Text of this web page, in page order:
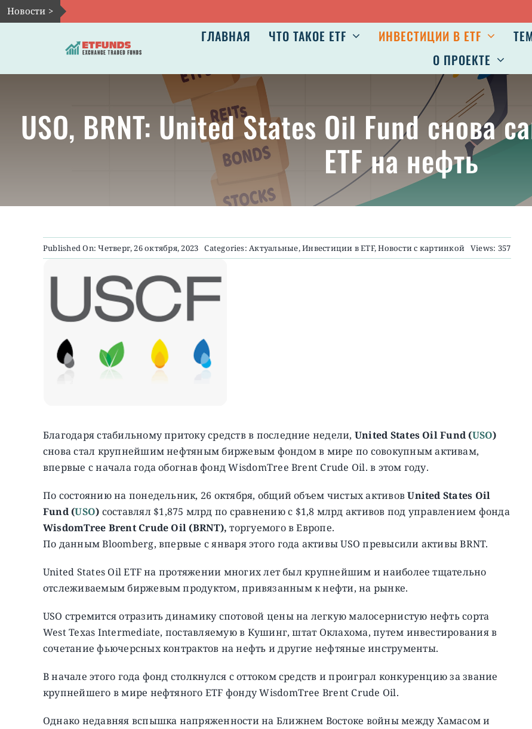
Skip
to
Новости >
ГЛАВНАЯ ЧТО ТАКОЕ ETF ИНВЕСТИЦИИ В ETF
О ПРОЕКТЕ
USO, BRNT: United States Oil Fund снова
ETF на нефть
Published On: Четверг, 26 октября, 2023 Categories:Актуальные,Инвестиции в ETF,Новости с картинкой Views: 357
Благодаря стабильному притоку средств в последние недели, United States Oil Fund (USO)
снова стал крупнейшим нефтяным биржевым фондом в мире по совокупным активам,
впервые с начала года обогнав фонд WisdomTree Brent Crude Oil. в этом году.
По состоянию на понедельник, 26 октября, общий объем чистых активовUnited States Oil
Fund (USO) составлял $1,875 млрд по сравнению с $1,8 млрд активов под управлением фонда
WisdomTree Brent Crude Oil (BRNT),торгуемого в Европе.
По данным Bloomberg, впервые с января этого года активы USO превысили активы BRNT.
United States Oil ETF на протяжении многих лет был крупнейшим и наиболее тщательно
отслеживаемым биржевым продуктом, привязанным к нефти, на рынке.
USO стремится отразить динамику спотовой цены на легкую малосернистую нефть сорта
West Texas Intermediate, поставляемую в Кушинг, штат Оклахома, путем инвестирования в
сочетание фьючерсных контрактов на нефть и другие нефтяные инструменты.
В начале этого года фонд столкнулся с оттоком средств и проиграл конкуренцию за звание
крупнейшего в мире нефтяного ETF фонду WisdomTree Brent Crude Oil.
Однако недавняя вспышка напряженности на Ближнем Востоке войны между Хамасом и